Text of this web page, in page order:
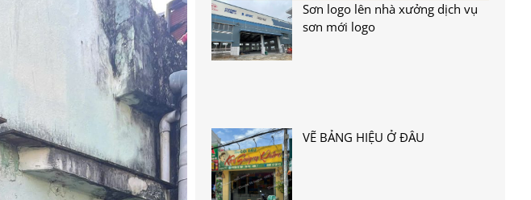
Sơn logo lên nhà xưởng dịch vụ
sơn mới logo
VẼ BẢNG HIỆU Ở ĐÂU